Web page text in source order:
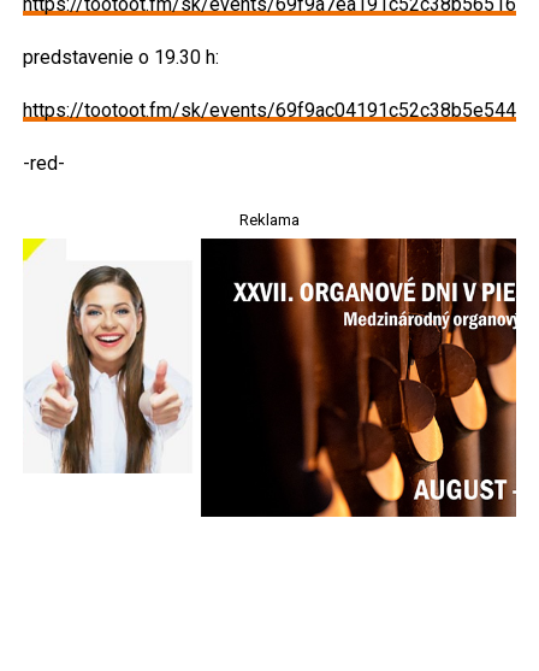
https://tootoot.fm/sk/events/69f9a7ea191c52c38b565162
predstavenie o 19.30 h:
https://tootoot.fm/sk/events/69f9ac04191c52c38b5e5449
-red-
Reklama